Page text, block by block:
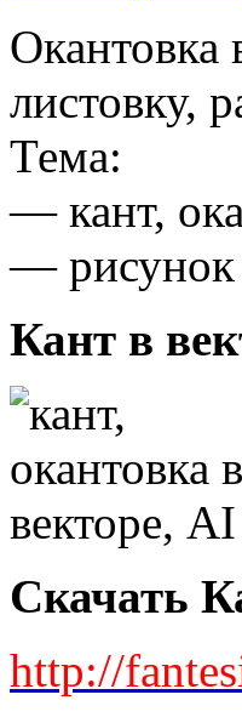
листовку,
Тема:
— кант,
— рисунок
Кант в
Скачать
http://